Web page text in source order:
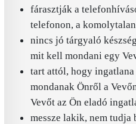
fárasztják a
telefonon, a
nincs jó tárgyaló
mit kell mondani egy
tart attól, hogy
mondanak Önről a
Vevőt az Ön eladó
messze lakik, nem tudja